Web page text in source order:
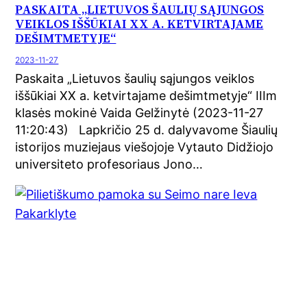
PASKAITA „LIETUVOS ŠAULIŲ SĄJUNGOS
VEIKLOS IŠŠŪKIAI XX A. KETVIRTAJAME
DEŠIMTMETYJE“
2023-11-27
Paskaita „Lietuvos šaulių sąjungos veiklos
iššūkiai XX a. ketvirtajame dešimtmetyje“ IIIm
klasės mokinė Vaida Gelžinytė (2023-11-27
11:20:43) Lapkričio 25 d. dalyvavome Šiaulių
istorijos muziejaus viešojoje Vytauto Didžiojo
universiteto profesoriaus Jono…